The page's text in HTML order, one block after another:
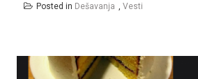
Posted in Dešavanja Vesti